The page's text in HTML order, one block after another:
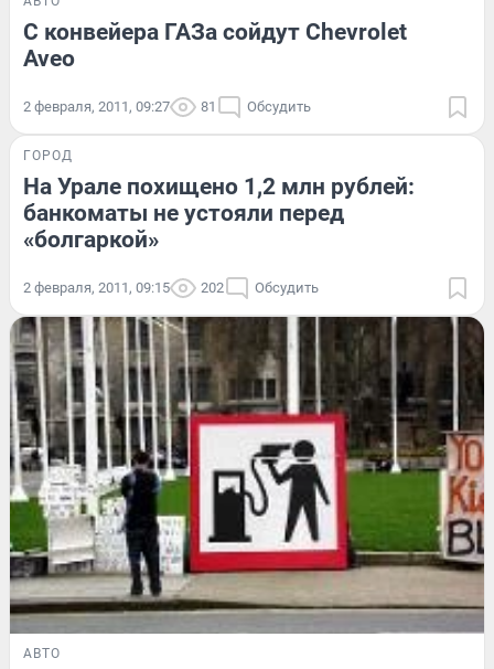
С конвейера ГАЗа сойдут Chevrolet
Aveo
2 февраля, 2011, 09:27 81 Обсудить
ГОРОД
На Урале похищено 1,2 млн рублей:
банкоматы не устояли перед
«болгаркой»
2 февраля, 2011, 09:15 202 Обсудить
АВТО